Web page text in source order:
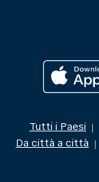
Tutti i Paesi |
Da città a città |